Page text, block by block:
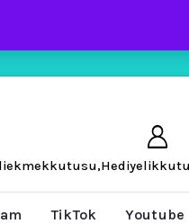
TikTok Youtube